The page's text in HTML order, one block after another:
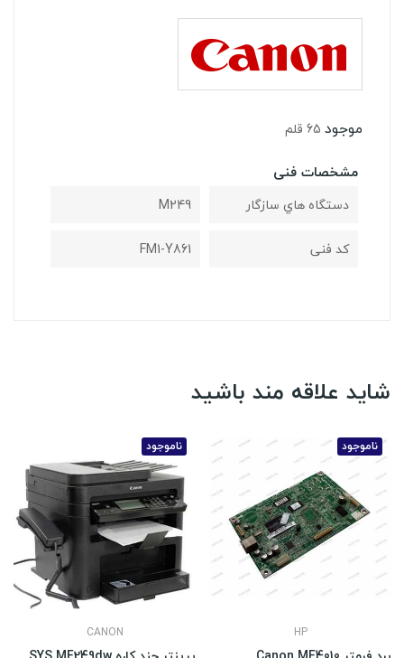
موجود 65 قلم
مشخصات فنی
دستگاه هاي سازگار
M249
کد فنی
FM1-Y861
شاید علاقه مند باشید
ناموجود
CANON
ناموجود
HP